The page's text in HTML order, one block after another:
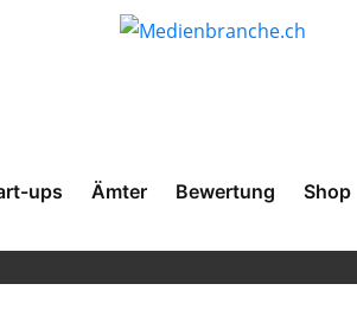
ups Ämter Bewertung Shop